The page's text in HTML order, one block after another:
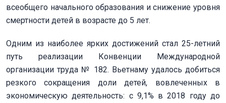
всеобщего начального образования и снижение уровня
смертности детей в возрасте до 5 лет.
Одним из наиболее ярких достижений стал 25-летний
путь реализации Конвенции Международной
организации труда № 182. Вьетнаму удалось добиться
резкого сокращения доли детей, вовлеченных в
экономическую деятельность: с 9,1% в 2018 году до